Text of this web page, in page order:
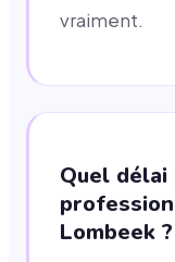
vraiment.
Quel
Lombeek ?